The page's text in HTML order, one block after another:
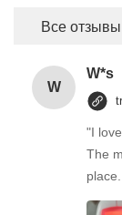
Все отзывы
W
W*s
"I
The